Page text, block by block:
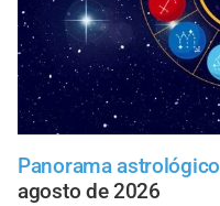
Panorama astrológico
agosto de 2026